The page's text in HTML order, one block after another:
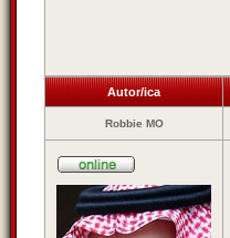
Autor/ica
Robbie MO